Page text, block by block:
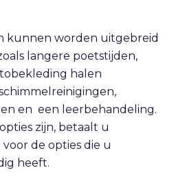
kunnen worden uitgebreid
langere poetstijden,
halen
en een leerbehandeling.
zijn, betaalt u
de opties die u
heeft.